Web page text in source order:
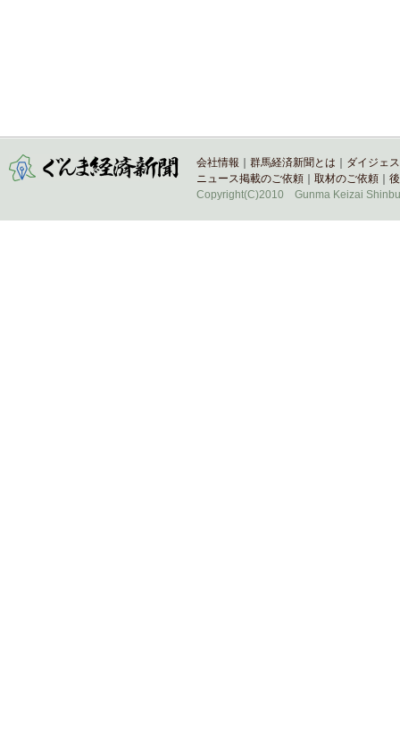
会社情報 群馬経済新聞とは
ダイジェ
ニュース掲載のご依頼
取材のご依頼
Copyright(C)2010 Gunma Keizai